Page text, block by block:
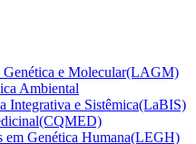
Genética e Molecular(LAGM)
Ambiental
Integrativa e Sistêmica(LaBIS)
em Genética Humana(LEGH)